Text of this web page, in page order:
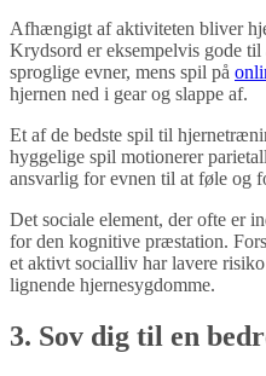
Afhængigt af aktiviteten bliver
Krydsord er eksempelvis gode
sproglige evner, mens spil på
hjernen ned i gear og slappe af.
Et af de bedste spil til
hyggelige spil motionerer
ansvarlig for evnen til at føle og
Det sociale element, der ofte er
for den kognitive præstation.
et aktivt socialliv har lavere
lignende hjernesygdomme.
3. Sov dig til en